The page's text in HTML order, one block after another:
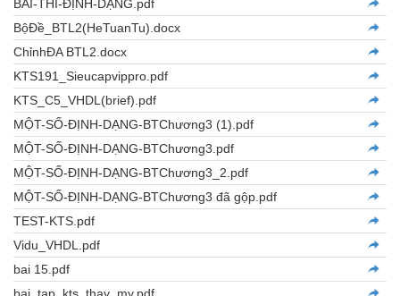
BÀI-THI-ĐỊNH-DẠNG.pdf
BộĐề_BTL2(HeTuanTu).docx
ChỉnhĐA BTL2.docx
KTS191_Sieucapvippro.pdf
KTS_C5_VHDL(brief).pdf
MỘT-SỐ-ĐỊNH-DẠNG-BTChương3 (1).pdf
MỘT-SỐ-ĐỊNH-DẠNG-BTChương3.pdf
MỘT-SỐ-ĐỊNH-DẠNG-BTChương3_2.pdf
MỘT-SỐ-ĐỊNH-DẠNG-BTChương3 đã gộp.pdf
TEST-KTS.pdf
Vidu_VHDL.pdf
bai 15.pdf